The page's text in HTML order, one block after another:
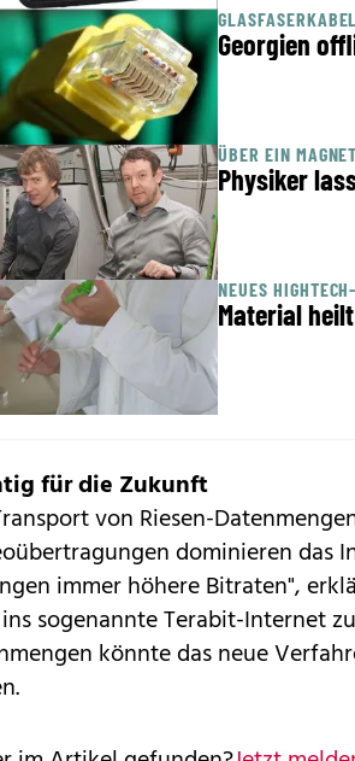
Georgien
ÜBER EIN
Physiker
NEUES
Material
für die Zukunft
von Riesen-
dominieren das
immer höhere Bitraten",
sogenannte Terabit-Internet
könnte das neue